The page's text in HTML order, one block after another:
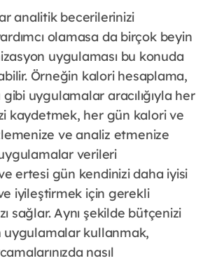
analitik becerilerinizi
olamasa da birçok beyin
uygulaması bu konuda
Örneğin kalori hesaplama,
uygulamalar aracılığıyla her
kaydetmek, her gün kalori ve
ve analiz etmenize
verileri
ertesi gün kendinizi daha iyisi
iyileştirmek için gerekli
sağlar. Aynı şekilde bütçenizi
kullanmak,
nasıl